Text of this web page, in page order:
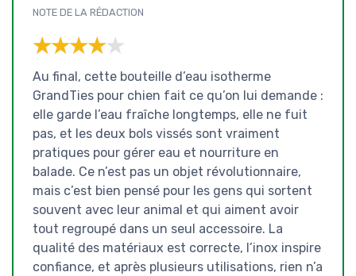
NOTE DE LA RÉDACTION
★★★★★
★★★★★
Au final, cette bouteille d’eau isotherme
GrandTies pour chien fait ce qu’on lui demande :
elle garde l’eau fraîche longtemps, elle ne fuit
pas, et les deux bols vissés sont vraiment
pratiques pour gérer eau et nourriture en
balade. Ce n’est pas un objet révolutionnaire,
mais c’est bien pensé pour les gens qui sortent
souvent avec leur animal et qui aiment avoir
tout regroupé dans un seul accessoire. La
qualité des matériaux est correcte, l’inox inspire
confiance, et après plusieurs utilisations, rien n’a